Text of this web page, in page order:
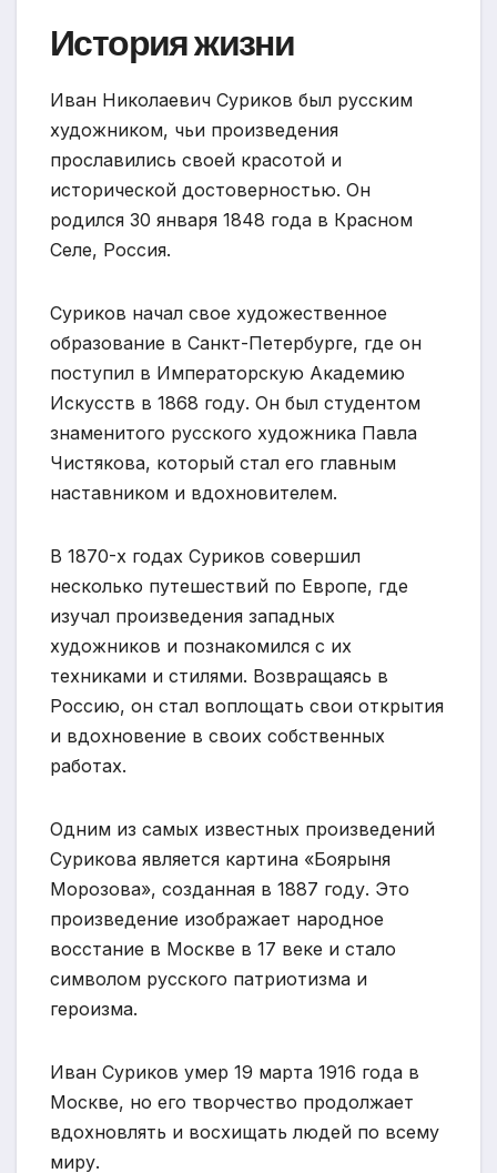
История жизни
Иван Николаевич Суриков был русским
художником, чьи произведения
прославились своей красотой и
исторической достоверностью. Он
родился 30 января 1848 года в Красном
Селе, Россия.
Суриков начал свое художественное
образование в Санкт-Петербурге, где он
поступил в Императорскую Академию
Искусств в 1868 году. Он был студентом
знаменитого русского художника Павла
Чистякова, который стал его главным
наставником и вдохновителем.
В 1870-х годах Суриков совершил
несколько путешествий по Европе, где
изучал произведения западных
художников и познакомился с их
техниками и стилями. Возвращаясь в
Россию, он стал воплощать свои открытия
и вдохновение в своих собственных
работах.
Одним из самых известных произведений
Сурикова является картина «Боярыня
Морозова», созданная в 1887 году. Это
произведение изображает народное
восстание в Москве в 17 веке и стало
символом русского патриотизма и
героизма.
Иван Суриков умер 19 марта 1916 года в
Москве, но его творчество продолжает
вдохновлять и восхищать людей по всему
миру.